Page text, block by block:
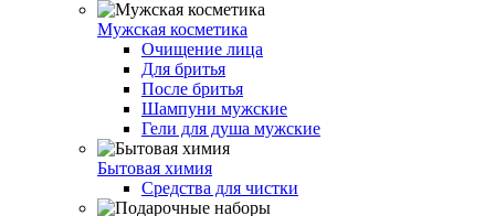
Мужская косметика
Очищение лица
Для бритья
После бритья
Шампуни мужские
Гели для душа мужские
Бытовая химия
Средства для чистки